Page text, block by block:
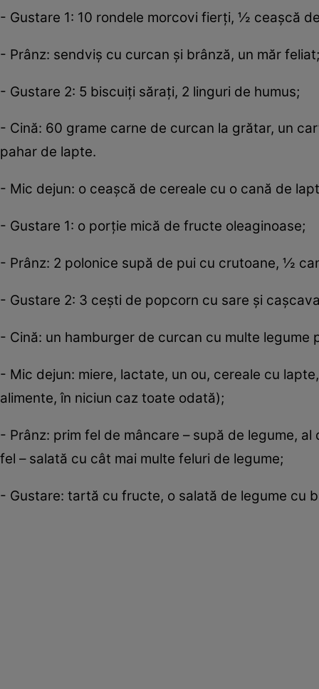
- Gustare 1: 10 rondele morcovi fierţi, ½ ceaşcă
- Prânz: sendviş cu curcan şi brânză, un măr feliat;
- Gustare 2: 5 biscuiţi săraţi, 2 linguri de humus;
- Cină: 60 grame carne de curcan la grătar, un
pahar de lapte.
- Mic dejun: o ceaşcă de cereale cu o cană de
- Gustare 1: o porţie mică de fructe oleaginoase;
- Prânz: 2 polonice supă de pui cu crutoane, ½
- Gustare 2: 3 ceşti de popcorn cu sare şi
- Cină: un hamburger de curcan cu multe
- Mic dejun: miere, lactate, un ou, cereale cu
alimente, în niciun caz toate odată);
- Prânz: prim fel de mâncare – supă de legume,
fel – salată cu cât mai multe feluri de legume;
- Gustare: tartă cu fructe, o salată de legume cu